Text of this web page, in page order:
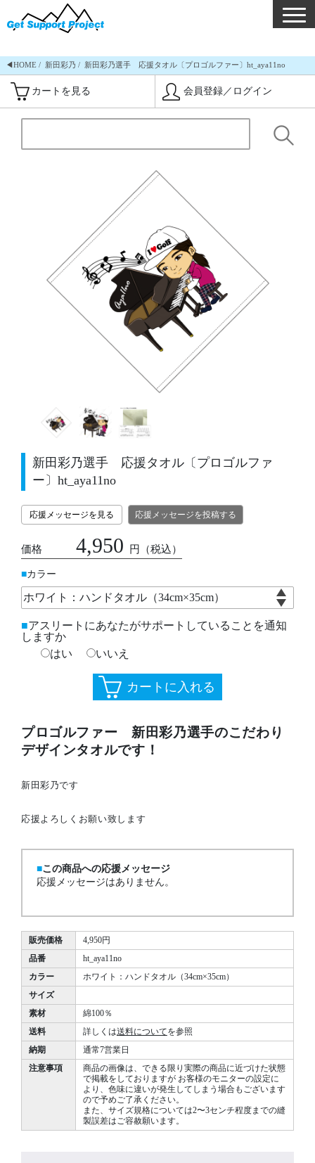
◀︎HOME 新田彩乃 新田彩乃選手 応援タオル〔プロゴルファー〕ht_aya11no
カートを見る 会員登録／ログイン
新田彩乃選手 応援タオル〔プロゴルファ
ー〕ht_aya11no
応援メッセージを見る 応援メッセージを投稿する
価格 4,950 円 （税込）
カラー
アスリートにあなたがサポートしていることを通知
しますか
はい
いいえ
プロゴルファー 新田彩乃選手のこだわり
デザインタオルです！
新田彩乃です
応援よろしくお願い致します
この商品への応援メッセージ
応援メッセージはありません。
販売価格
4,950円
品番
ht_aya11no
カラー
ホワイト：ハンドタオル（34cm×35cm）
サイズ
素材
綿100％
送料
詳しくは送料についてを参照
納期
通常7営業日
注意事項
商品の画像は、できる限り実際の商品に近づけた状態
で掲載をしておりますが お客様のモニターの設定に
より、色味に違いが発生してしまう場合もございます
ので予めご了承ください。
また、サイズ規格については2〜3センチ程度までの縫
製誤差はご容赦願います。